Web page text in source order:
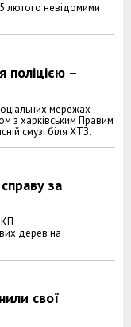
лютого невідомими
поліцією –
мережах
з харківським Правим
смузі біля ХТЗ.
за
КП
дерев на
свої